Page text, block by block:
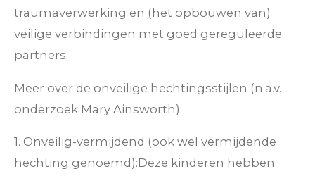
traumaverwerking en (het opbouwen van)
veilige verbindingen met goed gereguleerde
partners.
Meer over de onveilige hechtingsstijlen (n.a.v.
onderzoek Mary Ainsworth):
1. Onveilig-vermijdend (ook wel vermijdende
hechting genoemd):Deze kinderen hebben